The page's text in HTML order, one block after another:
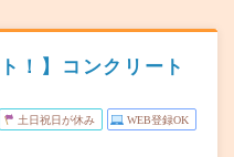
！】コンクリート
土日祝日が休み WEB登録OK